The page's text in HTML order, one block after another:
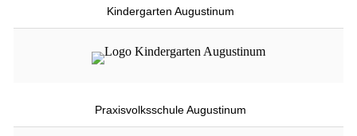
Kindergarten Augustinum
Praxisvolksschule Augustinum